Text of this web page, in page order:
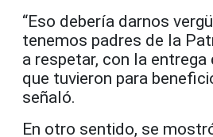
“Eso debería darnos
tenemos padres de la
a respetar, con la
que tuvieron para
señaló.
En otro sentido, se